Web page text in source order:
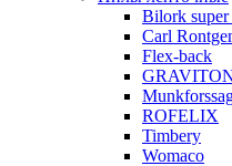
Bilork super
Carl
Flex-back
ROFELIX
Timbery
Womaco